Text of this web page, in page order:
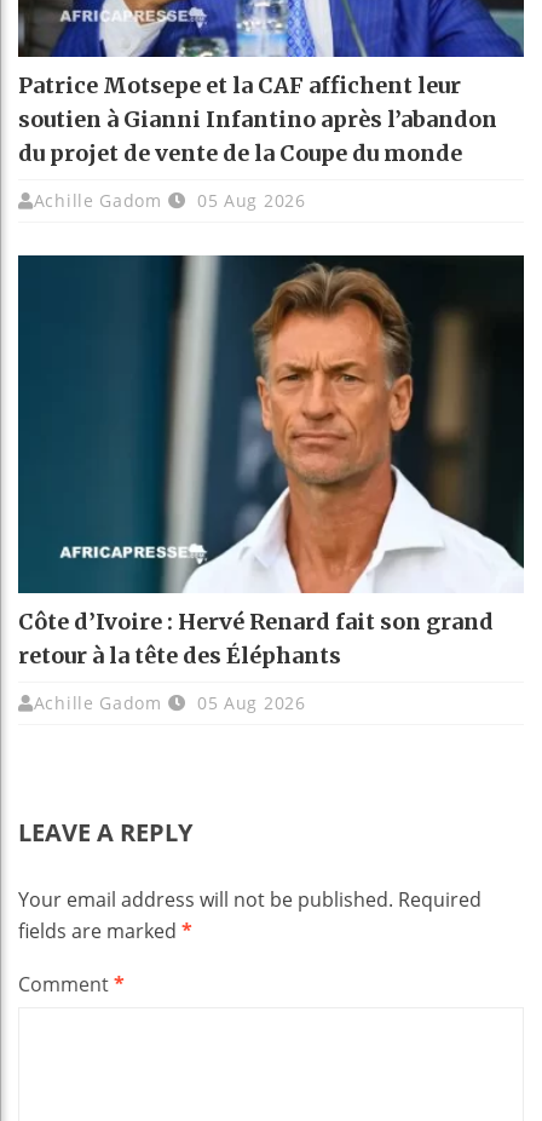
Patrice Motsepe et la CAF affichent leur
soutien à Gianni Infantino après l’abandon
du projet de vente de la Coupe du monde
Achille Gadom 05 Aug 2026
Côte d’Ivoire : Hervé Renard fait son grand
retour à la tête des Éléphants
Achille Gadom 05 Aug 2026
LEAVE A REPLY
Your email address will not be published. Required
fields are marked *
Comment*